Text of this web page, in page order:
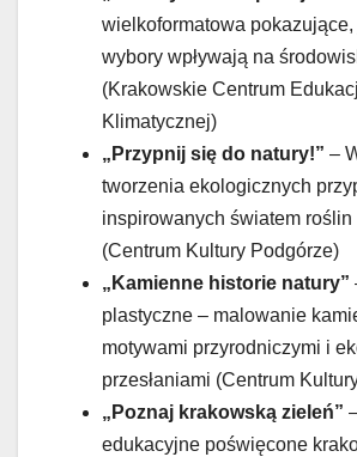
wielkoformatowa
wybory wpływają na
(Krakowskie Centrum
Klimatycznej)
„Przypnij się do natury!” –
tworzenia ekologicznych
inspirowanych światem roślin
(Centrum Kultury Podgórze)
„Kamienne historie natury”
plastyczne – malowanie
motywami przyrodniczymi i
przesłaniami (Centrum
„Poznaj krakowską zieleń”
edukacyjne poświęcone